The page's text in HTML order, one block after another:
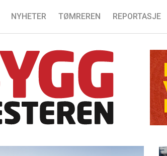
NYHETER TØMREREN REPORTASJE